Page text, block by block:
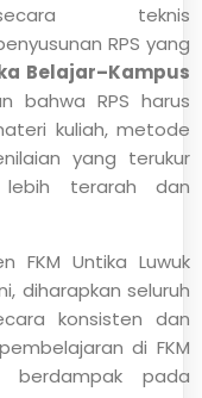
teknis
RPS yang
Belajar–Kampus
bahwa RPS harus
kuliah, metode
yang terukur
terarah dan
FKM Untika Luwuk
diharapkan seluruh
konsisten dan
di FKM
berdampak pada